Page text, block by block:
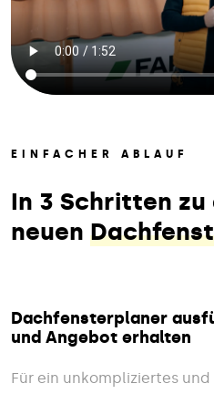
EINFACHER ABLAUF
In 3 Schritten zu
neuen
Dachfensterplaner
und Angebot erhalten
Für ein unkompliziertes